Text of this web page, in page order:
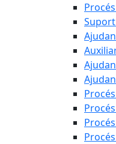
Suport